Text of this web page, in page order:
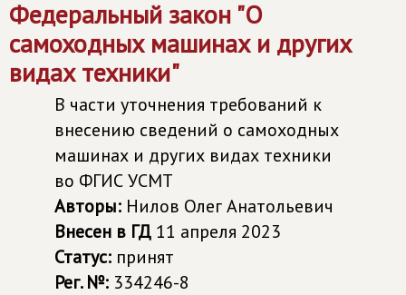
Федеральный закон "О
самоходных машинах и других
видах техники"
В части уточнения требований к
внесению сведений о самоходных
машинах и других видах техники
во ФГИС УСМТ
Авторы: Нилов Олег Анатольевич
Внесен в ГД 11 апреля 2023
Статус: принят
Рег. №: 334246-8